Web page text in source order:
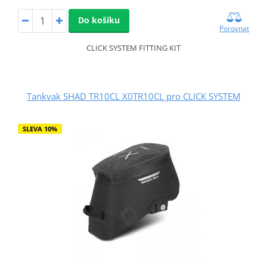
Do košíku
Porovnat
CLICK SYSTEM FITTING KIT
Tankvak SHAD TR10CL X0TR10CL pro CLICK SYSTEM
SLEVA 10%